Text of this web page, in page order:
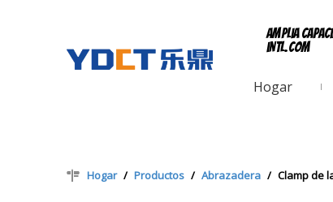
Amplia
intl.com
Hogar
Hogar / Productos / Abrazadera / Clamp de